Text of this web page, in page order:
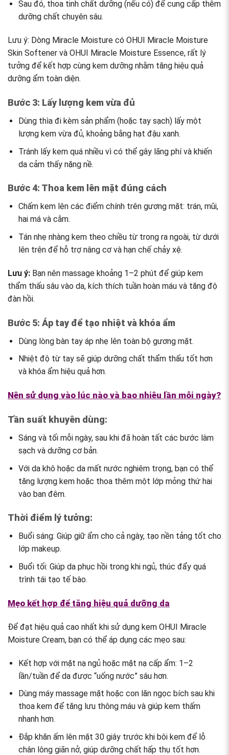
Sau đó, thoa tinh chất dưỡng (nếu có) để cung cấp thêm
dưỡng chất chuyên sâu.
Lưu ý: Dòng Miracle Moisture có OHUI Miracle Moisture
Skin Softener và OHUI Miracle Moisture Essence, rất lý
tưởng để kết hợp cùng kem dưỡng nhằm tăng hiệu quả
dưỡng ẩm toàn diện.
Bước 3: Lấy lượng kem vừa đủ
Dùng thìa đi kèm sản phẩm (hoặc tay sạch) lấy một
lượng kem vừa đủ, khoảng bằng hạt đậu xanh.
Tránh lấy kem quá nhiều vì có thể gây lãng phí và khiến
da cảm thấy nặng nề.
Bước 4: Thoa kem lên mặt đúng cách
Chấm kem lên các điểm chính trên gương mặt: trán, mũi,
hai má và cằm.
Tán nhẹ nhàng kem theo chiều từ trong ra ngoài, từ dưới
lên trên để hỗ trợ nâng cơ và hạn chế chảy xệ.
Lưu ý: Bạn nên massage khoảng 1–2 phút để giúp kem
thẩm thấu sâu vào da, kích thích tuần hoàn máu và tăng độ
đàn hồi.
Bước 5: Áp tay để tạo nhiệt và khóa ẩm
Dùng lòng bàn tay áp nhẹ lên toàn bộ gương mặt.
Nhiệt độ từ tay sẽ giúp dưỡng chất thẩm thấu tốt hơn
và khóa ẩm hiệu quả hơn.
Nên sử dụng vào lúc nào và bao nhiêu lần mỗi ngày?
Tần suất khuyên dùng:
Sáng và tối mỗi ngày, sau khi đã hoàn tất các bước làm
sạch và dưỡng cơ bản.
Với da khô hoặc da mất nước nghiêm trọng, bạn có thể
tăng lượng kem hoặc thoa thêm một lớp mỏng thứ hai
vào ban đêm.
Thời điểm lý tưởng:
Buổi sáng: Giúp giữ ẩm cho cả ngày, tạo nền tảng tốt cho
lớp makeup.
Buổi tối: Giúp da phục hồi trong khi ngủ, thúc đẩy quá
trình tái tạo tế bào.
Mẹo kết hợp để tăng hiệu quả dưỡng da
Để đạt hiệu quả cao nhất khi sử dụng kem OHUI Miracle
Moisture Cream, bạn có thể áp dụng các mẹo sau:
Kết hợp với mặt nạ ngủ hoặc mặt nạ cấp ẩm: 1–2
lần/tuần để da được “uống nước” sâu hơn.
Dùng máy massage mặt hoặc con lăn ngọc bíchsau khi
thoa kem để tăng lưu thông máu và giúp kem thấm
nhanh hơn.
Đắp khăn ấm lên mặt 30 giây trước khi bôi kemđể lỗ
chân lông giãn nở, giúp dưỡng chất hấp thụ tốt hơn.